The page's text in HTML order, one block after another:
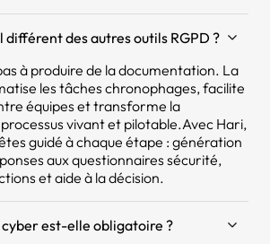
différent des autres outils RGPD ?
à produire de la documentation. La
les tâches chronophages, facilite
équipes et transforme la
vivant et pilotable.Avec Hari,
guidé à chaque étape : génération
aux questionnaires sécurité,
et aide à la décision.
est-elle obligatoire ?